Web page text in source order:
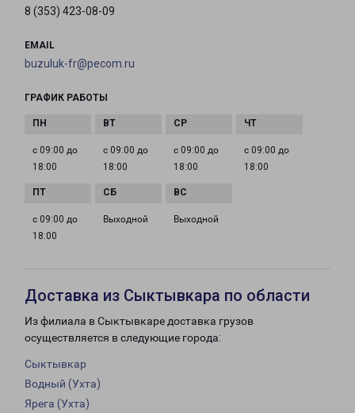
8 (353) 423-08-09
EMAIL
buzuluk-fr@pecom.ru
ГРАФИК РАБОТЫ
с 09:00 до
18:00
с 09:00 до
18:00
с 09:00 до
18:00
с 09:00 до
18:00
с 09:00 до
18:00
Выходной Выходной
Доставка из Сыктывкара по области
Из филиала в Сыктывкаре доставка грузов
осуществляется в следующие города:
Сыктывкар
Водный (Ухта)
Ярега (Ухта)